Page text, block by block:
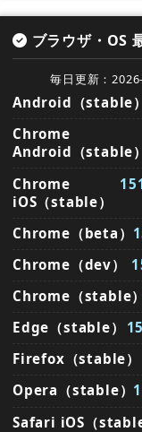
ブラウザ・OS
毎日更新：
Android（stable）
Chrome
Android（stable）
Chrome
iOS（stable）
Chrome（beta）
Chrome（dev）
Chrome（stable）
Edge（stable）
Firefox（stable）
Opera（stable）
Safari iOS（stable